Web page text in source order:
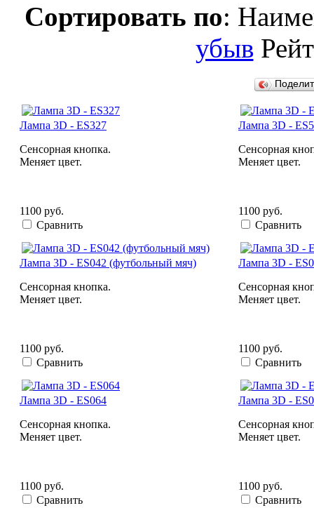
Сортировать по:
убыв
Лампа 3D - ES327
Сенсорная кнопка.
Меняет цвет.
1100 руб.
Сравнить
Лампа 3D -
Сенсорная
Меняет цвет.
1100 руб.
Сравнить
Лампа 3D - ES042 (футбольный мяч)
Сенсорная кнопка.
Меняет цвет.
1100 руб.
Сравнить
Лампа 3D -
Сенсорная
Меняет цвет.
1100 руб.
Сравнить
Лампа 3D - ES064
Сенсорная кнопка.
Меняет цвет.
1100 руб.
Сравнить
Лампа 3D -
Сенсорная
Меняет цвет.
1100 руб.
Сравнить